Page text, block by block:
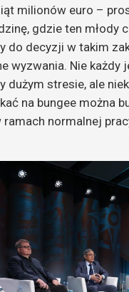
milionów euro –
gdzie ten młody
do decyzji w takim
wyzwania. Nie każdy
dużym stresie, ale
na bungee można
ramach normalnej